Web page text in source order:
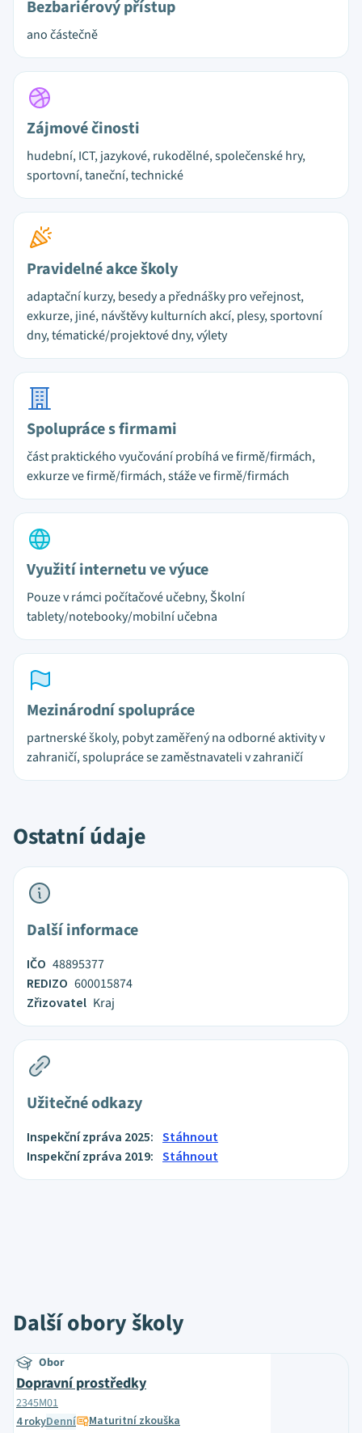
Bezbariérový přístup
ano částečně
Zájmové činosti
hudební, ICT, jazykové, rukodělné, společenské hry,
sportovní, taneční, technické
Pravidelné akce školy
adaptační kurzy, besedy a přednášky pro veřejnost,
exkurze, jiné, návštěvy kulturních akcí, plesy, sportovní
dny, tématické/projektové dny, výlety
Spolupráce s firmami
část praktického vyučování probíhá ve firmě/firmách,
exkurze ve firmě/firmách, stáže ve firmě/firmách
Využití internetu ve výuce
Pouze v rámci počítačové učebny, Školní
tablety/notebooky/mobilní učebna
Mezinárodní spolupráce
partnerské školy, pobyt zaměřený na odborné aktivity v
zahraničí, spolupráce se zaměstnavateli v zahraničí
Ostatní údaje
Další informace
IČO 48895377
REDIZO 600015874
Zřizovatel Kraj
Užitečné odkazy
Inspekční zpráva 2025: Stáhnout
Inspekční zpráva 2019: Stáhnout
Další obory školy
Obor
Dopravní prostředky
2345M01
4 rokyDenní Maturitní zkouška